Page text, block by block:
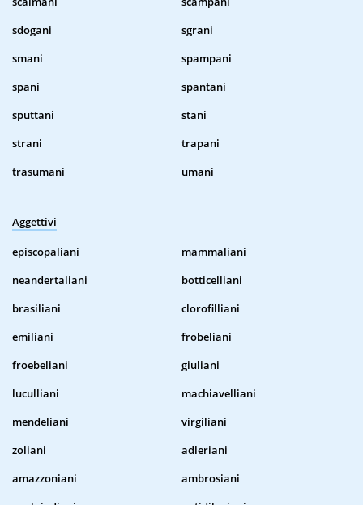
sdogani
sgrani
smani
spampani
spani
spantani
sputtani
stani
strani
trapani
trasumani
umani
Aggettivi
episcopaliani
mammaliani
neandertaliani
botticelliani
brasiliani
clorofilliani
emiliani
frobeliani
froebeliani
giuliani
luculliani
machiavelliani
mendeliani
virgiliani
zoliani
adleriani
amazzoniani
ambrosiani